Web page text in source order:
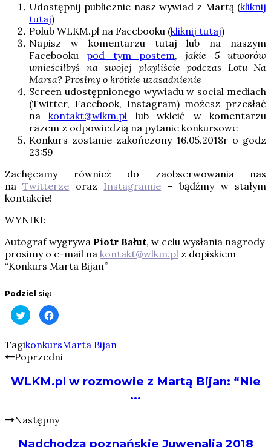
Udostępnij publicznie nasz wywiad z Martą (kliknij
tutaj)
Polub WLKM.pl na Facebooku (kliknij tutaj)
Napisz w komentarzu tutaj lub na naszym
Facebooku pod tym postem,jakie 5 utworów
umieściłbyś na swojej playliście podczas Lotu Na
Marsa? Prosimy o krótkie uzasadnienie
Screen udostępnionego wywiadu w social mediach
(Twitter, Facebook, Instagram) możesz przesłać
nakontakt@wlkm.pl lub wkleić w komentarzu
razem z odpowiedzią na pytanie konkursowe
Konkurs zostanie zakończony 16.05.2018r o godz
23:59
Zachęcamy również do zaobserwowania nas
naTwitterze oraz Instagramie – bądźmy w stałym
kontakcie!
WYNIKI:
Autograf wygrywa Piotr Bałut, w celu wysłania nagrody
prosimy o e-mail na kontakt@wlkm.pl z dopiskiem
“Konkurs Marta Bijan”
Podziel się:
Click
to
share
Twitter
(Opens
in
new
Click
to
Facebook
(Opens
in
new
TagikonkursMarta Bijan
Poprzedni
WLKM.pl w rozmowie z Martą Bijan: “Nie
...
Następny
Nadchodzą poznańskie Juwenalia 2018